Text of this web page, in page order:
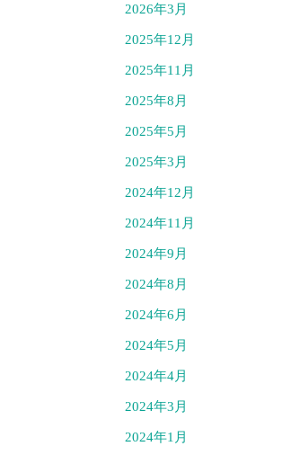
2026年3月
2025年12月
2025年11月
2025年8月
2025年5月
2025年3月
2024年12月
2024年11月
2024年9月
2024年8月
2024年6月
2024年5月
2024年4月
2024年3月
2024年1月